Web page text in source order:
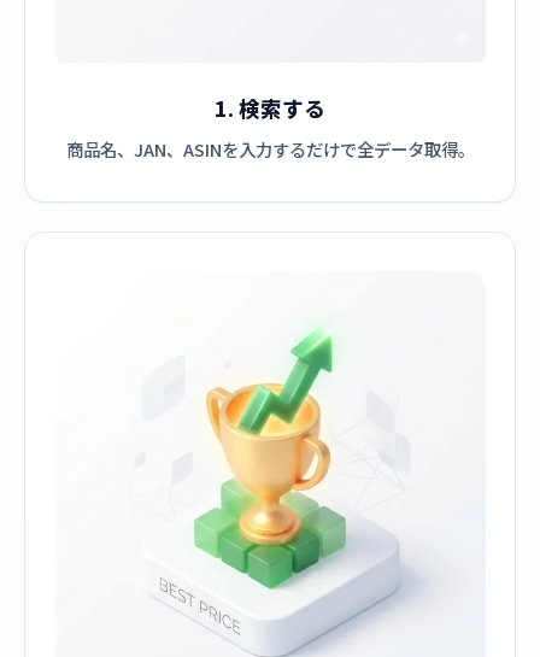
1. 検索する
商品名、JAN、ASINを入力するだけで全データ取得。